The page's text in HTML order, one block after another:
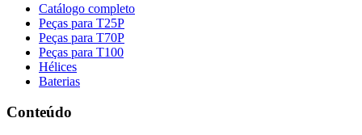
Catálogo completo
Peças para T25P
Peças para T70P
Peças para T100
Hélices
Baterias
Conteúdo